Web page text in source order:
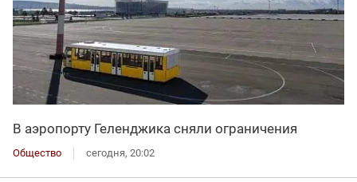
В аэропорту Геленджика сняли ограничения
Общество сегодня, 20:02